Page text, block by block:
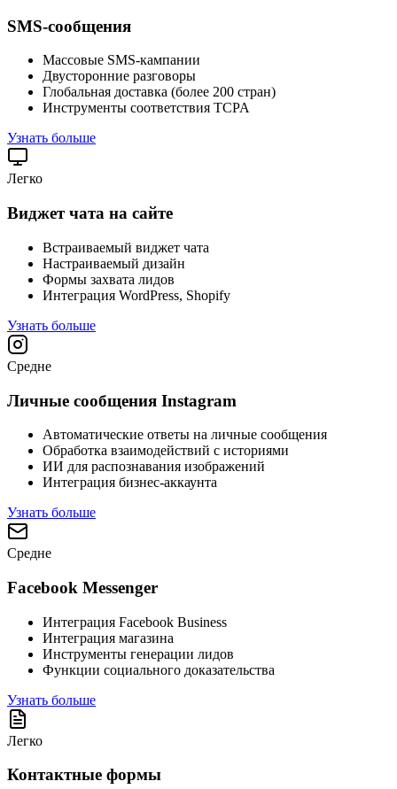
SMS-сообщения
Массовые SMS-кампании
Двусторонние разговоры
Глобальная доставка (более 200 стран)
Инструменты соответствия TCPA
Узнать больше
Легко
Виджет чата на сайте
Встраиваемый виджет чата
Настраиваемый дизайн
Формы захвата лидов
Интеграция WordPress, Shopify
Узнать больше
Средне
Личные сообщения Instagram
Автоматические ответы на личные сообщения
Обработка взаимодействий с историями
ИИ для распознавания изображений
Интеграция бизнес-аккаунта
Узнать больше
Средне
Facebook Messenger
Интеграция Facebook Business
Интеграция магазина
Инструменты генерации лидов
Функции социального доказательства
Узнать больше
Легко
Контактные формы